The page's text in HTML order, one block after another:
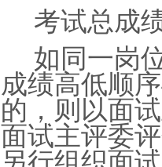
考试总成
如同一岗
成绩高低顺
的，则以面
面试主评委